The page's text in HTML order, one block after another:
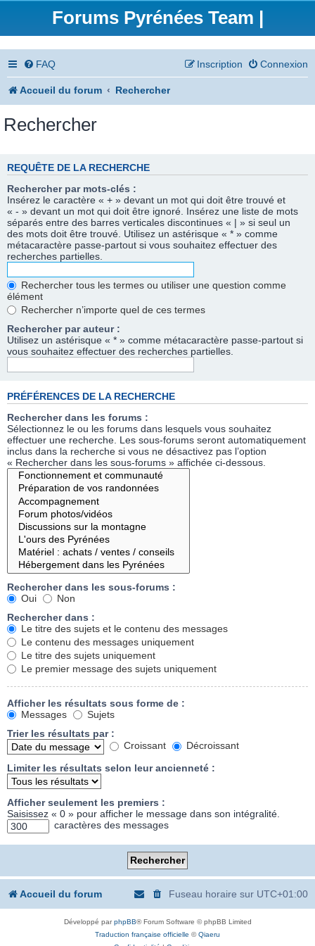
Forums Pyrénées Team |
FAQ Connexion
Inscription
Accueil du forum Rechercher
Rechercher
REQUÊTE DE LA RECHERCHE
Rechercher par mots-clés :
Insérez le caractère « + » devant un mot qui doit être trouvé et
« - » devant un mot qui doit être ignoré. Insérez une liste de mots
séparés entre des barres verticales discontinues « | » si seul un
des mots doit être trouvé. Utilisez un astérisque « * » comme
métacaractère passe-partout si vous souhaitez effectuer des
recherches partielles.
Rechercher tous les termes ou utiliser une question comme
élément
Rechercher n’importe quel de ces termes
Rechercher par auteur :
Utilisez un astérisque « * » comme métacaractère passe-partout si
vous souhaitez effectuer des recherches partielles.
PRÉFÉRENCES DE LA RECHERCHE
Rechercher dans les forums :
Sélectionnez le ou les forums dans lesquels vous souhaitez
effectuer une recherche. Les sous-forums seront automatiquement
inclus dans la recherche si vous ne désactivez pas l’option
« Rechercher dans les sous-forums » affichée ci-dessous.
Rechercher dans les sous-forums :
Oui
Non
Rechercher dans :
Le titre des sujets et le contenu des messages
Le contenu des messages uniquement
Le titre des sujets uniquement
Le premier message des sujets uniquement
Afficher les résultats sous forme de :
Messages
Sujets
Trier les résultats par :
Croissant
Décroissant
Limiter les résultats selon leur ancienneté :
Afficher seulement les premiers :
Saisissez « 0 » pour afficher le message dans son intégralité.
caractères des messages
Accueil du forum Fuseau horaire sur UTC+01:00
Développé parphpBB® Forum Software © phpBB Limited
Traduction française officielle ©Qiaeru